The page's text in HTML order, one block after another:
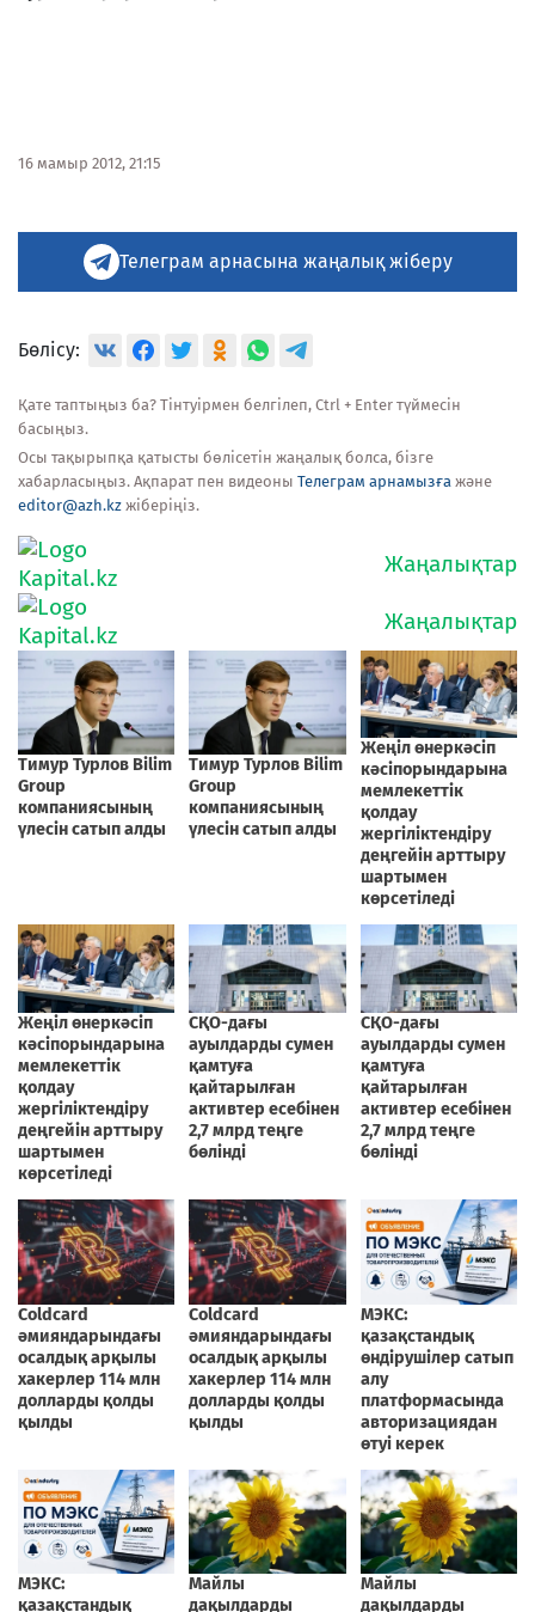
16 мамыр 2012, 21:15
Телеграм арнасына жаңалық жіберу
Бөлісу:
Қате таптыңыз ба? Тінтуірмен белгілеп, Ctrl + Enter түймесін
басыңыз.
Осы тақырыпқа қатысты бөлісетін жаңалық болса, бізге
хабарласыңыз. Ақпарат пен видеоны Телеграм арнамызға және
editor@azh.kz жіберіңіз.